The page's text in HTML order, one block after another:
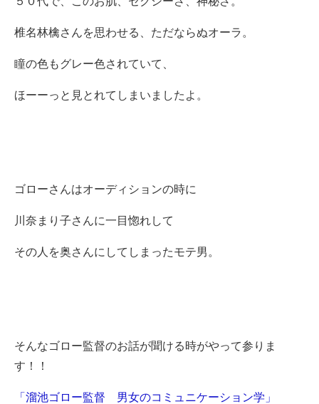
椎名林檎さんを思わせる、ただならぬオーラ。
瞳の色もグレー色されていて、
ほーーっと見とれてしまいましたよ。
ゴローさんはオーディションの時に
川奈まり子さんに一目惚れして
その人を奥さんにしてしまったモテ男。
そんなゴロー監督のお話が聞ける時がやって参りま
す！！
「溜池ゴロー監督 男女のコミュニケーション学」